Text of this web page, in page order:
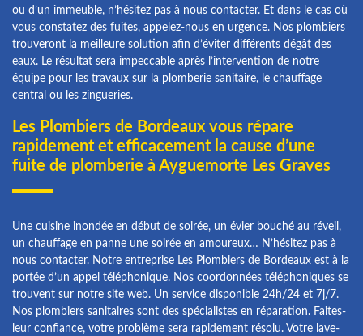
ou d’un immeuble, n’hésitez pas à nous contacter. Et dans le cas où
vous constatez des fuites, appelez-nous en urgence. Nos plombiers
trouveront la meilleure solution afin d’éviter différents dégât des
eaux. Le résultat sera impeccable après l’intervention de notre
équipe pour les travaux sur la plomberie sanitaire, le chauffage
central ou les zingueries.
Les Plombiers de Bordeaux vous répare
rapidement et efficacement la cause d’une
fuite de plomberie à Ayguemorte Les Graves
Une cuisine inondée en début de soirée, un évier bouché au réveil,
un chauffage en panne une soirée en amoureux… N’hésitez pas à
nous contacter. Notre entreprise Les Plombiers de Bordeaux est à la
portée d’un appel téléphonique. Nos coordonnées téléphoniques se
trouvent sur notre site web. Un service disponible 24h/24 et 7j/7.
Nos plombiers sanitaires sont des spécialistes en réparation. Faites-
leur confiance, votre problème sera rapidement résolu. Votre lave-